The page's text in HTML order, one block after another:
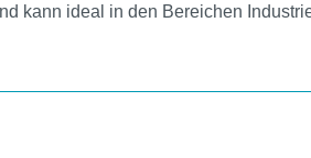
kann ideal in den Bereichen